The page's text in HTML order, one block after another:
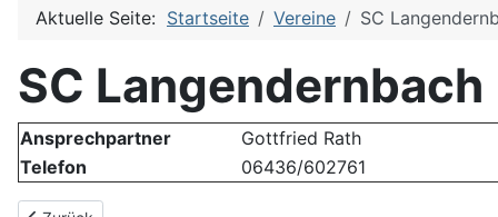
Aktuelle Seite: Startseite Vereine SC
SC Langendernbach
Ansprechpartner
Gottfried Rath
Telefon
06436/602761